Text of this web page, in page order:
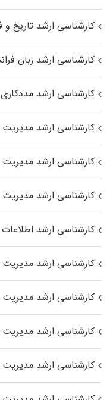
کارشناسی ارشد تاریخ و
کارشناسی ارشد زبان
کارشناسی ارشد
کارشناسی ارشد
کارشناسی ارشد مدیریت
کارشناسی ارشد مدیریت
کارشناسی ارشد اطلاعات
کارشناسی ارشد مدیریت
کارشناسی ارشد مدیریت
کارشناسی ارشد مدیریت
کارشناسی ارشد